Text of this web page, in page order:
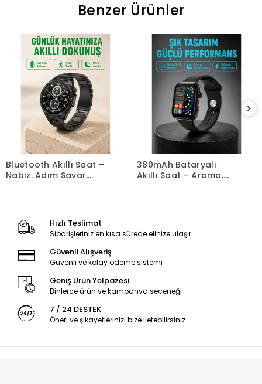
Benzer Ürünler
Bluetooth Akıllı Saat –
Nabız, Adım Sayar,
380mAh Bataryalı
Akıllı Saat – Arama,
Hızlı Teslimat
Siparişleriniz en kısa sürede elinize ulaşır.
Güvenli Alışveriş
Güvenli ve kolay ödeme sistemi
Geniş Ürün Yelpazesi
Binlerce ürün ve kampanya seçeneği
7 / 24 DESTEK
Öneri ve şikayetlerinizi bize iletebilirsiniz.